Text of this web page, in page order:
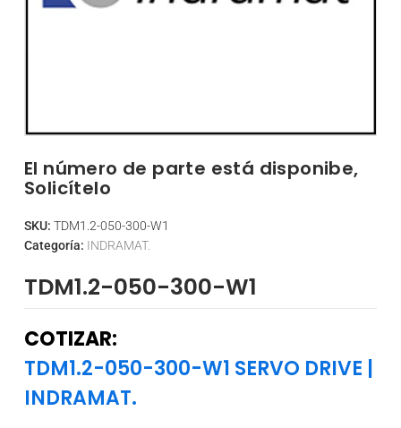
El número de parte está disponibe,
Solicítelo
SKU: TDM1.2-050-300-W1
Categoría: INDRAMAT.
TDM1.2-050-300-W1
COTIZAR:
TDM1.2-050-300-W1 SERVO DRIVE |
INDRAMAT.